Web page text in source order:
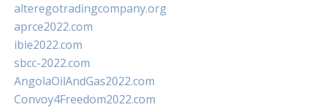
alteregotradingcompany.org
aprce2022.com
ibie2022.com
sbcc-2022.com
AngolaOilAndGas2022.com
Convoy4Freedom2022.com